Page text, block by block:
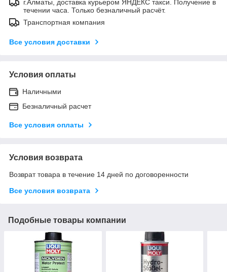
г.Алматы, доставка курьером ЯНДЕКС такси. Получение в
течении часа. Только безналичный расчёт.
Транспортная компания
Все условия доставки
Условия оплаты
Наличными
Безналичный расчет
Все условия оплаты
Условия возврата
Возврат товара в течение 14 дней по договоренности
Все условия возврата
Подобные товары компании